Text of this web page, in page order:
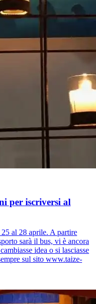
per iscriversi al
al 28 aprile. A partire
sarà il bus, vi è ancora
idea o si lasciasse
sul sito www.taize-